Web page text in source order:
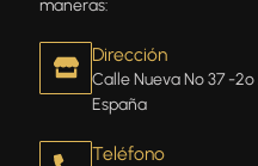
maneras:
Dirección
Calle Nueva Nº 37 -
España
Teléfono